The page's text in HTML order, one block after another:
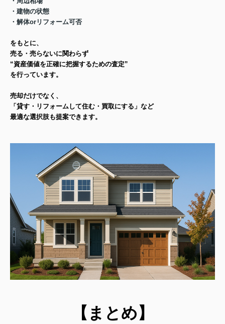
・建物の状態
・解体orリフォーム可否
をもとに、
売る・売らないに関わらず
“資産価値を正確に把握するための査定”
を行っています。
売却だけでなく、
「貸す・リフォームして住む・買取にする」など
最適な選択肢も提案できます。
【 まとめ】